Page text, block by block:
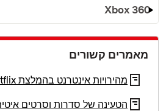
Xbox 360
מאמרים קשורים
מהירויות אינטרנט בהמלצת Netflix
הטעינה של סדרות וסרטים